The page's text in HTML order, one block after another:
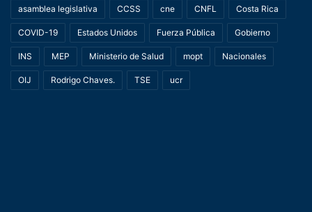
asamblea legislativa CCSS cne CNFL Costa Rica
COVID-19 Estados Unidos Fuerza Pública Gobierno
INS MEP Ministerio de Salud mopt Nacionales
OIJ Rodrigo Chaves. TSE ucr